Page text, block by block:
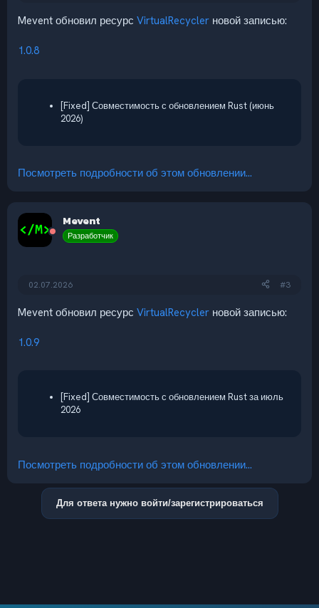
Mevent обновил ресурс VirtualRecycler новой записью:
1.0.8
[Fixed] Совместимость с обновлением Rust (июнь
2026)
Посмотреть подробности об этом обновлении...
Mevent
Разработчик
02.07.2026 #3
Mevent обновил ресурс VirtualRecycler новой записью:
1.0.9
[Fixed] Совместимость с обновлением Rust за июль
2026
Посмотреть подробности об этом обновлении...
Для ответа нужно войти/зарегистрироваться